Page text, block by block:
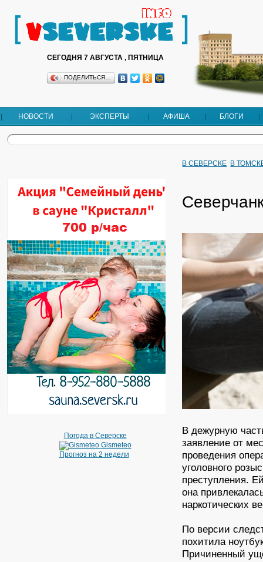
СЕГОДНЯ 7 АВГУСТА , ПЯТНИЦА
ПОДЕЛИТЬСЯ…
НОВОСТИ ЭКСПЕРТЫ АФИША БЛОГИ
Погода в Северске
Gismeteo
Прогноз на 2 недели
В СЕВЕРСКЕ В
В дежурную
заявление от
проведения
уголовного
преступления.
она
наркотических
По версии
похитила
Причиненный